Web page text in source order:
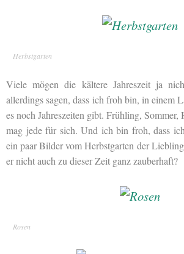
Herbstgarten
Viele mögen die kältere Jahreszeit ja
allerdings sagen, dass ich froh bin, in einem
es noch Jahreszeiten gibt. Frühling,
mag jede für sich. Und ich bin froh, dass
ein paar Bilder vom Herbstgarten der
er nicht auch zu dieser Zeit ganz zauberhaft?
Rosen